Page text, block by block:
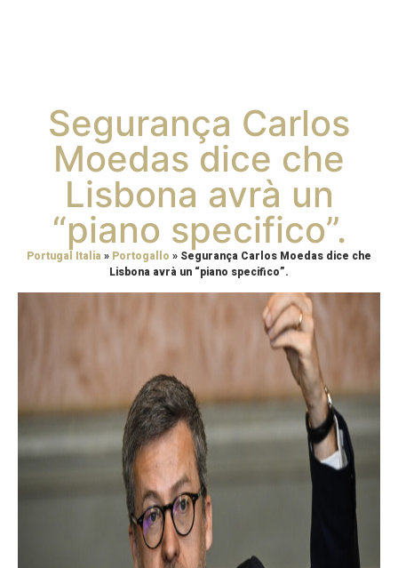
Segurança Carlos
Moedas dice che
Lisbona avrà un
“piano specifico”.
Portugal Italia » Portogallo » Segurança Carlos Moedas dice che
Lisbona avrà un “piano specifico”.